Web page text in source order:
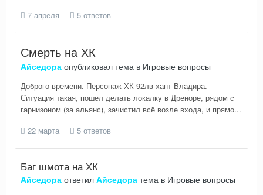
7 апреля
5 ответов
Смерть на ХК
Айседора опубликовал тема в Игровые вопросы
Доброго времени. Персонаж ХК 92лв хант Владира.
Ситуация такая, пошел делать локалку в Дреноре, рядом с
гарнизоном (за альянс), зачистил всё возле входа, и прямо...
22 марта
5 ответов
Баг шмота на ХК
Айседора ответил Айседора тема в Игровые вопросы